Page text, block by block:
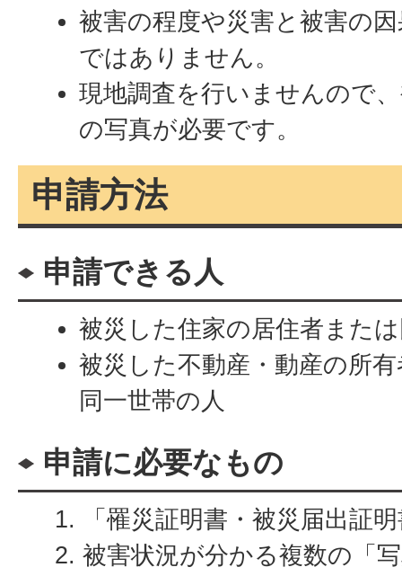
被害の程度や災害と被害の
ではありません。
現地調査を行いませんので
の写真が必要です。
申請方法
申請できる人
被災した住家の居住者また
被災した不動産・動産の所
同一世帯の人
申請に必要なもの
「罹災証明書・被災届出証
被害状況が分かる複数の「